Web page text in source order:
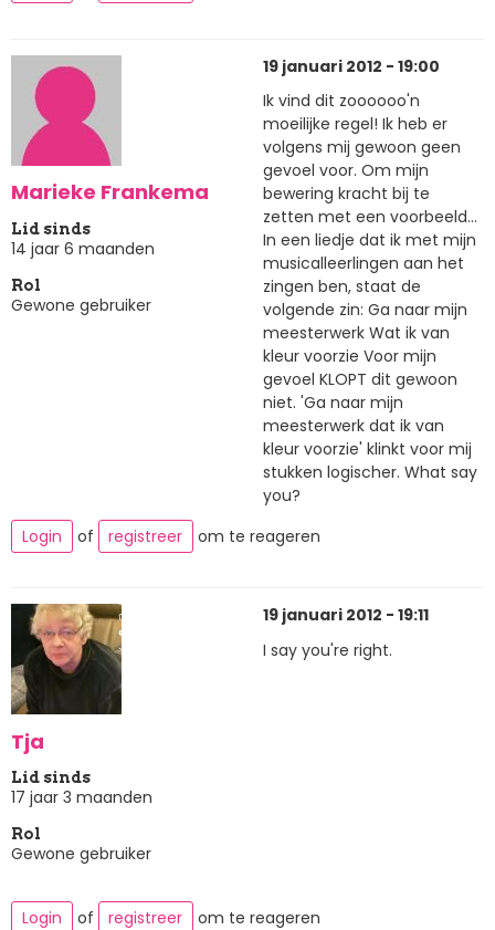
Marieke Frankema
Lid sinds
14 jaar 6 maanden
Rol
Gewone gebruiker
19 januari 2012 - 19:00
Ik vind dit zoooooo'n
moeilijke regel! Ik heb er
volgens mij gewoon geen
gevoel voor. Om mijn
bewering kracht bij te
zetten met een voorbeeld...
In een liedje dat ik met mijn
musicalleerlingen aan het
zingen ben, staat de
volgende zin: Ga naar mijn
meesterwerk Wat ik van
kleur voorzie Voor mijn
gevoel KLOPT dit gewoon
niet. 'Ga naar mijn
meesterwerk dat ik van
kleur voorzie' klinkt voor mij
stukken logischer. What say
you?
Login
of registreer om te reageren
Tja
Lid sinds
17 jaar 3 maanden
Rol
Gewone gebruiker
19 januari 2012 - 19:11
I say you're right.
Login of registreer om te reageren